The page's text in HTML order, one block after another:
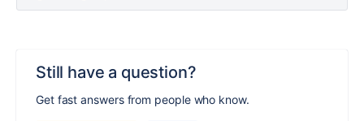
Still have a question?
Get fast answers from people who know.